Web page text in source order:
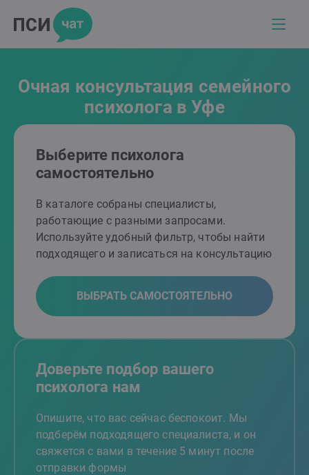
Очная консультация семейного
психолога в Уфе
Выберите психолога
самостоятельно
В каталоге собраны специалисты,
работающие с разными запросами.
Используйте удобный фильтр, чтобы найти
подходящего и записаться на консультацию
ВЫБРАТЬ САМОСТОЯТЕЛЬНО
Доверьте подбор вашего
психолога нам
Опишите, что вас сейчас беспокоит. Мы
подберём подходящего специалиста, и он
свяжется с вами в течение 5 минут после
отправки формы